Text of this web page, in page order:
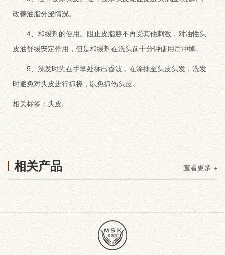
改善油脂分泌情况。
4、和缓剂的使用。阻止皮脂腺不再受其他刺激，对油性头
皮油舒缓安定作用，但是和缓剂在洗头前十分钟使用后冲掉。
5、洗发时先在手掌处揉出香波，在涂抹至头皮头发，洗发
时避免对头皮进行抓挠，以免抓伤头皮。
相关标签：头皮,
相关产品 查看更多 +